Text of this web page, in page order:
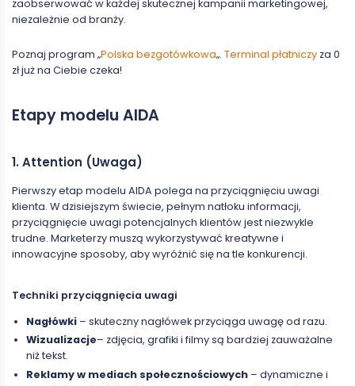
zaobserwować w każdej skutecznej kampanii marketingowej,
niezależnie od branży.
Poznaj program „Polska bezgotówkowa„. Terminal płatniczy za 0
zł już na Ciebie czeka!
Etapy modelu AIDA
1. Attention (Uwaga)
Pierwszy etap modelu AIDA polega na przyciągnięciu uwagi
klienta. W dzisiejszym świecie, pełnym natłoku informacji,
przyciągnięcie uwagi potencjalnych klientów jest niezwykle
trudne. Marketerzy muszą wykorzystywać kreatywne i
innowacyjne sposoby, aby wyróżnić się na tle konkurencji.
Techniki przyciągnięcia uwagi
Nagłówki– skuteczny nagłówek przyciąga uwagę od razu.
Wizualizacje– zdjęcia, grafiki i filmy są bardziej zauważalne
niż tekst.
Reklamy w mediach społecznościowych– dynamiczne i